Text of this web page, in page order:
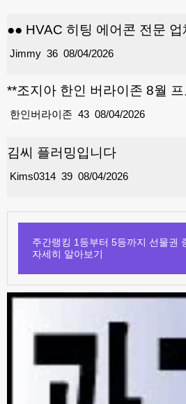
●● HVAC 히팅 에어콘 전문 업
36
Jimmy 08/04/2026
**조지아 한인 버라이존 8월
43
한인버라이존 08/04/2026
김씨 플러밍입니다
39
Kims0314 08/04/2026
주간랭킹 1등부터 5등까지 선물권
자세히 알아보기